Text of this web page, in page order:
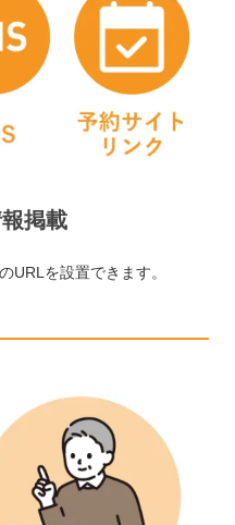
掲載
URLを設置できます。